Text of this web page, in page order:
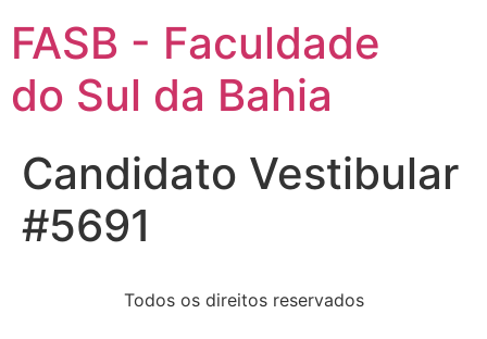
FASB - Faculdade
do Sul da Bahia
Candidato Vestibular
#5691
Todos os direitos reservados